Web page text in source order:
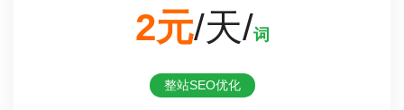
2元/天/词
整站SEO优化